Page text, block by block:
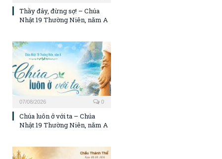
Thầy đây, đừng sợ! – Chúa
Nhật 19 Thường Niên, năm A
07/08/2026 0
Chúa luôn ở với ta – Chúa
Nhật 19 Thường Niên, năm A